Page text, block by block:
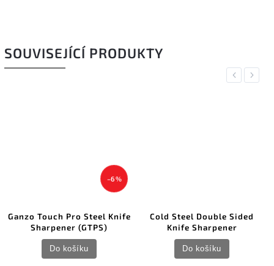
SOUVISEJÍCÍ PRODUKTY
Previous
–6 %
Ganzo Touch Pro Steel Knife
Sharpener (GTPS)
Do košíku
Cold Steel Double Sided
Knife Sharpener
Do košíku
Next